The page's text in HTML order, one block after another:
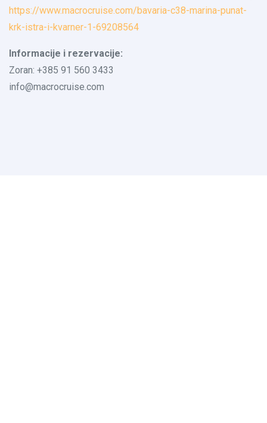
https://www.macrocruise.com/bavaria-c38-marina-punat-
krk-istra-i-kvarner-1-69208564
Informacije i rezervacije:
Zoran: +385 91 560 3433
info@macrocruise.com